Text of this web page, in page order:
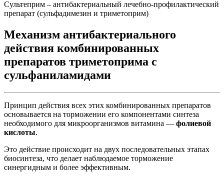
Сультеприм – антибактериальный лечебно-профилактический
препарат (сульфадимезин и триметоприм)
Механизм антибактериального
действия комбинированных
препаратов триметоприма с
сульфаниламидами
Принцип действия всех этих комбинированных препаратов
основывается на торможении его компонентами синтеза
необходимого для микроорганизмов витамина — фолиевой
кислоты.
Это действие происходит на двух последовательных этапах
биосинтеза, что делает наблюдаемое торможение
синергидным и более эффективным.